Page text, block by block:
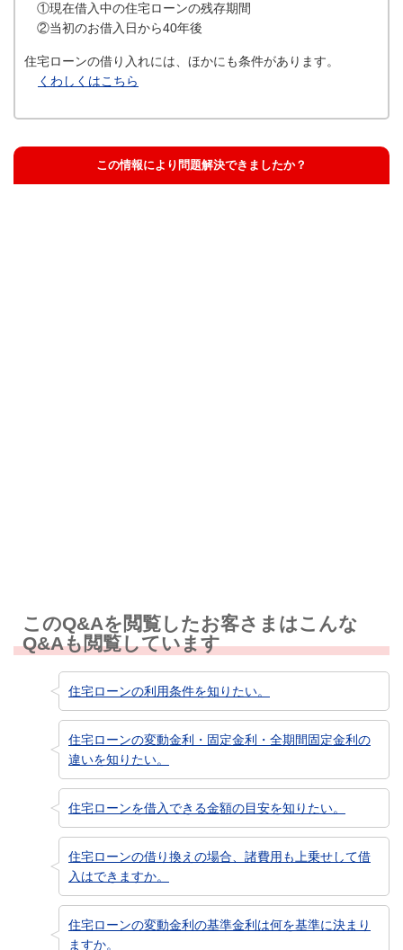
①現在借入中の住宅ローンの残存期間
②当初のお借入日から40年後
住宅ローンの借り入れには、ほかにも条件があります。
くわしくはこちら
この情報により問題解決できましたか？
このQ&Aを閲覧したお客さまはこんな
Q&Aも閲覧しています
住宅ローンの利用条件を知りたい。
住宅ローンの変動金利・固定金利・全期間固定金利の
違いを知りたい。
住宅ローンを借入できる金額の目安を知りたい。
住宅ローンの借り換えの場合、諸費用も上乗せして借
入はできますか。
住宅ローンの変動金利の基準金利は何を基準に決まり
ますか。